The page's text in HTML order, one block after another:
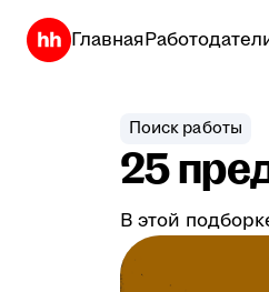
Главная
Поиск работы
25
В этой